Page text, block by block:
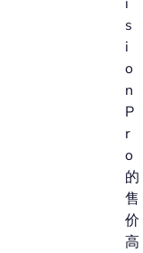
s
i
o
n
P
r
o
的
售
价
高